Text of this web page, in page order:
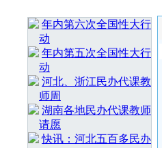
年内第六次全国性大行
动
年内第五次全国性大行
动
河北、浙江民办代课教
师周
湖南各地民办代课教师
请愿
快讯：河北五百多民办